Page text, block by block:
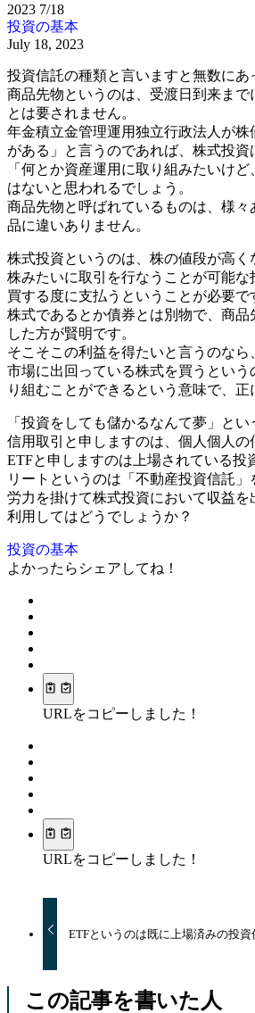
2023 7/18
投資の基本
July 18, 2023
投資信託の種類と言いますと無数に
商品先物というのは、受渡日到来ま
とは要されません。
年金積立金管理運用独立行政法人が
がある」と言うのであれば、株式投資
「何とか資産運用に取り組みたいけ
はないと思われるでしょう。
商品先物と呼ばれているものは、様
品に違いありません。
株式投資というのは、株の値段が高
株みたいに取引を行なうことが可能
買する度に支払うということが必要で
株式であるとか債券とは別物で、商
した方が賢明です。
そこそこの利益を得たいと言うのな
市場に出回っている株式を買うとい
り組むことができるという意味で、正
「投資をしても儲かるなんて夢」と
信用取引と申しますのは、個人個人
ETFと申しますのは上場されている投
リートというのは「不動産投資信託
労力を掛けて株式投資において収益
利用してはどうでしょうか？
投資の基本
よかったらシェアしてね！
URLをコピーしました！
URLをコピーしました！
ETFというのは既に上場済みの投
この記事を書いた人